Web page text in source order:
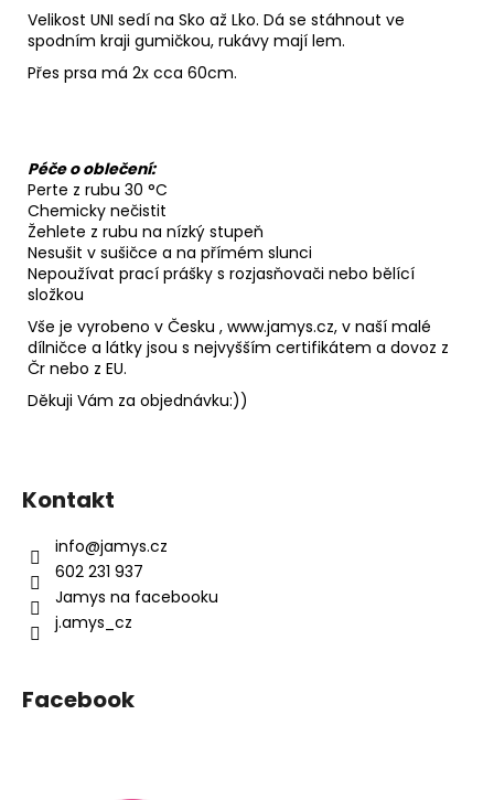
Velikost UNI sedí na Sko až Lko. Dá se stáhnout ve
spodním kraji gumičkou, rukávy mají lem.
Přes prsa má 2x cca 60cm.
Péče o oblečení:
Perte z rubu 30 °C
Chemicky nečistit
Žehlete z rubu na nízký stupeň
Nesušit v sušičce a na přímém slunci
Nepoužívat prací prášky s rozjasňovači nebo bělící
složkou
Vše je vyrobeno v Česku , www.jamys.cz, v naší malé
dílničce a látky jsou s nejvyšším certifikátem a dovoz z
Čr nebo z EU.
Děkuji Vám za objednávku:))
Kontakt
info@jamys.cz
602 231 937
Jamys na facebooku
j.amys_cz
Facebook